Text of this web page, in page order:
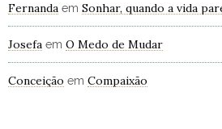
Fernanda em Sonhar, quando a vida
Josefa em O Medo de Mudar
Conceição em Compaixão